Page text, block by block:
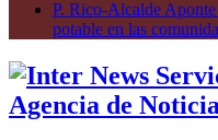
P. Rico-Alcalde Aponte
potable en las
Agencia de